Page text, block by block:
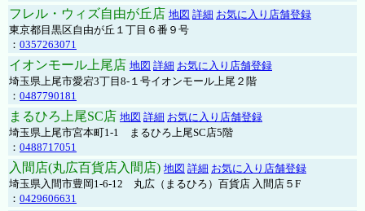
フレル・ウィズ自由が丘店 地図 詳細 お気に入り店舗登録
東京都目黒区自由が丘１丁目６番９号
： 0357263071
イオンモール上尾店 地図 詳細 お気に入り店舗登録
埼玉県上尾市愛宕3丁目8-１号イオンモール上尾２階
： 0487790181
まるひろ上尾SC店 地図 詳細 お気に入り店舗登録
埼玉県上尾市宮本町1-1 まるひろ上尾SC店5階
： 0488717051
入間店(丸広百貨店入間店) 地図 詳細 お気に入り店舗登録
埼玉県入間市豊岡1-6-12 丸広（まるひろ）百貨店 入間店５F
： 0429606631